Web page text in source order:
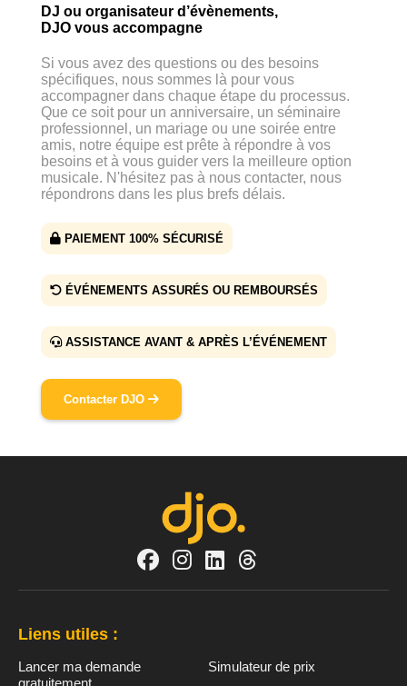
DJ ou organisateur d’évènements,
DJO vous accompagne
Si vous avez des questions ou des besoins
spécifiques, nous sommes là pour vous
accompagner dans chaque étape du processus.
Que ce soit pour un anniversaire, un séminaire
professionnel, un mariage ou une soirée entre
amis, notre équipe est prête à répondre à vos
besoins et à vous guider vers la meilleure option
musicale. N'hésitez pas à nous contacter, nous
répondrons dans les plus brefs délais.
PAIEMENT 100% SÉCURISÉ
ÉVÉNEMENTS ASSURÉS OU REMBOURSÉS
ASSISTANCE AVANT & APRÈS L’ÉVÉNEMENT
Contacter DJO
Liens utiles :
Lancer ma demande
gratuitement
Simulateur de prix